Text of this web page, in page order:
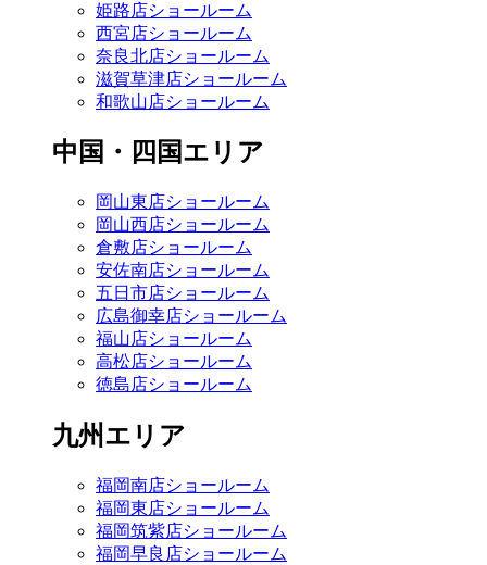
姫路店ショールーム
西宮店ショールーム
奈良北店ショールーム
滋賀草津店ショールーム
和歌山店ショールーム
中国・四国エリア
岡山東店ショールーム
岡山西店ショールーム
倉敷店ショールーム
安佐南店ショールーム
五日市店ショールーム
広島御幸店ショールーム
福山店ショールーム
高松店ショールーム
徳島店ショールーム
九州エリア
福岡南店ショールーム
福岡東店ショールーム
福岡筑紫店ショールーム
福岡早良店ショールーム